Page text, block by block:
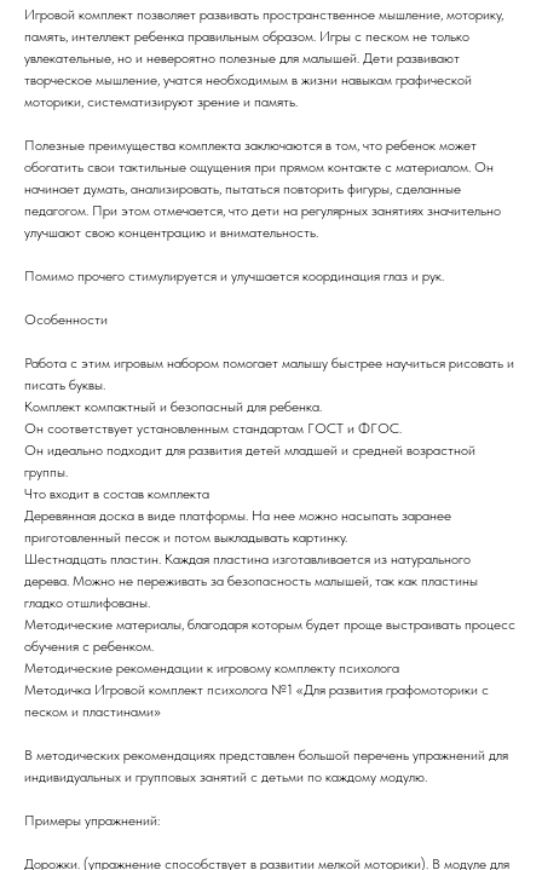
Игровой комплект позволяет развивать пространственное мышление, моторику,
память, интеллект ребенка правильным образом. Игры с песком не только
увлекательные, но и невероятно полезные для малышей. Дети развивают
творческое мышление, учатся необходимым в жизни навыкам графической
моторики, систематизируют зрение и память.
Полезные преимущества комплекта заключаются в том, что ребенок может
обогатить свои тактильные ощущения при прямом контакте с материалом. Он
начинает думать, анализировать, пытаться повторить фигуры, сделанные
педагогом. При этом отмечается, что дети на регулярных занятиях значительно
улучшают свою концентрацию и внимательность.
Помимо прочего стимулируется и улучшается координация глаз и рук.
Особенности
Работа с этим игровым набором помогает малышу быстрее научиться рисовать и
писать буквы.
Комплект компактный и безопасный для ребенка.
Он соответствует установленным стандартам ГОСТ и ФГОС.
Он идеально подходит для развития детей младшей и средней возрастной
группы.
Что входит в состав комплекта
Деревянная доска в виде платформы. На нее можно насыпать заранее
приготовленный песок и потом выкладывать картинку.
Шестнадцать пластин. Каждая пластина изготавливается из натурального
дерева. Можно не переживать за безопасность малышей, так как пластины
гладко отшлифованы.
Методические материалы, благодаря которым будет проще выстраивать процесс
обучения с ребенком.
Методические рекомендации к игровому комплекту психолога
Методичка Игровой комплект психолога №1 «Для развития графомоторики с
песком и пластинами»
В методических рекомендациях представлен большой перечень упражнений для
индивидуальных и групповых занятий с детьми по каждому модулю.
Примеры упражнений:
Дорожки. (упражнение способствует в развитии мелкой моторики). В модуле для